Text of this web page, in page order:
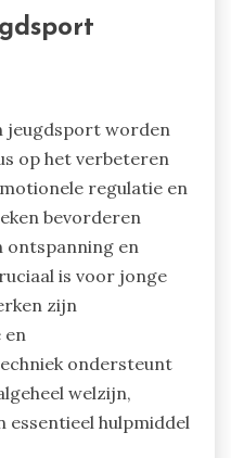
jeugdsport worden
op het verbeteren
regulatie en
bevorderen
ontspanning en
is voor jonge
zijn
en
ondersteunt
welzijn,
essentieel hulpmiddel